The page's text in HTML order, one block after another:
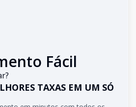
Fácil
TAXAS EM UM SÓ